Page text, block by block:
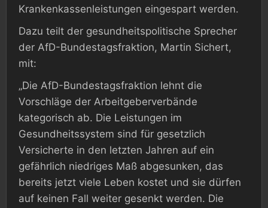
Krankenkassenleistungen eingespart werden.
Dazu teilt der gesundheitspolitische Sprecher
der AfD-Bundestagsfraktion, Martin Sichert,
mit:
„Die AfD-Bundestagsfraktion lehnt die
Vorschläge der Arbeitgeberverbände
kategorisch ab. Die Leistungen im
Gesundheitssystem sind für gesetzlich
Versicherte in den letzten Jahren auf ein
gefährlich niedriges Maß abgesunken, das
bereits jetzt viele Leben kostet und sie dürfen
auf keinen Fall weiter gesenkt werden. Die